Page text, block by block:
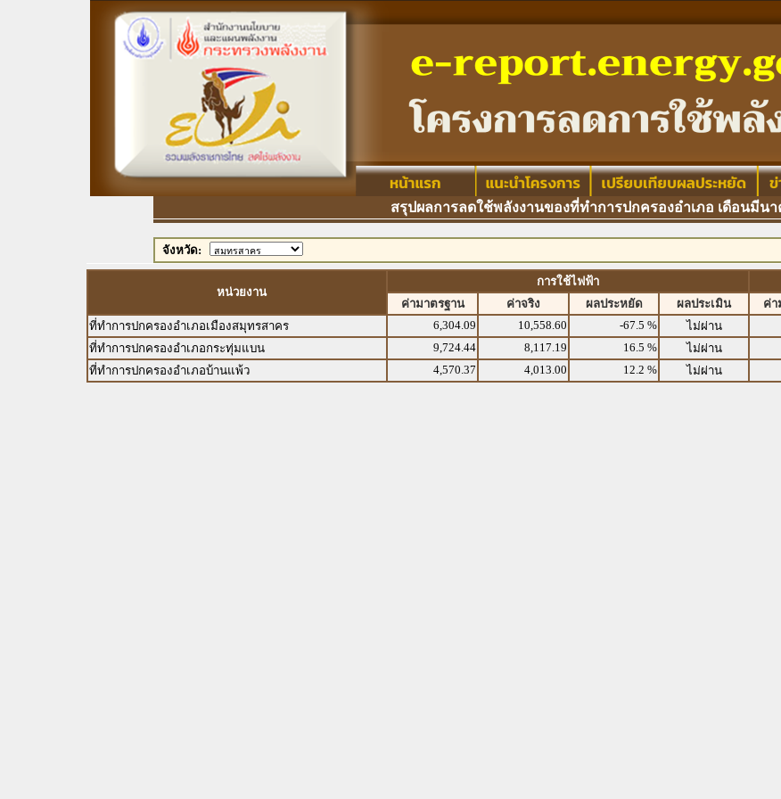
สรุปผลการลดใช้พลังงานของที่ทำการปกครองอำเภอ เดือนมีนา
จังหวัด:
หน่วยงาน
การใช้ไฟฟ้า
ค่ามาตรฐาน
ค่าจริง ผลประหยัด ผลประเมิน ค่า
ที่ทำการปกครองอำเภอเมืองสมุทรสาคร
6,304.09 10,558.60 -67.5 % ไม่ผ่าน
ที่ทำการปกครองอำเภอกระทุ่มแบน
9,724.44 8,117.19 16.5 % ไม่ผ่าน
ที่ทำการปกครองอำเภอบ้านแพ้ว
4,570.37 4,013.00 12.2 % ไม่ผ่าน